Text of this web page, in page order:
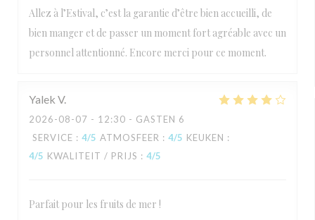
Allez à l’Estival, c’est la garantie d’être bien accueilli, de
bien manger et de passer un moment fort agréable avec un
personnel attentionné. Encore merci pour ce moment.
Yalek V
2026-08-07 - 12:30 - GASTEN 6
SERVICE : 4/5 ATMOSFEER : 4/5 KEUKEN :
4/5 KWALITEIT / PRIJS : 4/5
Parfait pour les fruits de mer !